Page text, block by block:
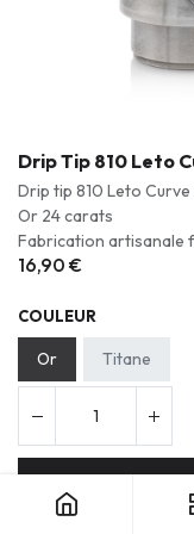
Drip Tip 810 Leto
Drip tip 810 Leto
Or 24 carats
Fabrication artisanale
16,90 €
COULEUR
Or Titane